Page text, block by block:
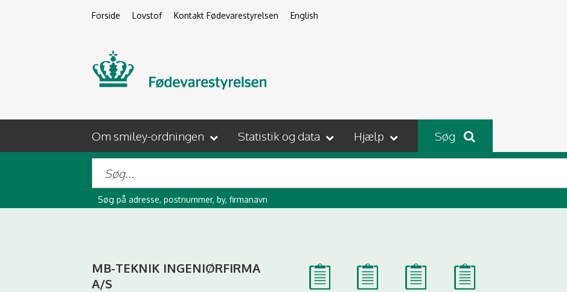
Forside Lovstof Kontakt Fødevarestyrelsen English
Om smiley-ordningen Statistik og data Hjælp Søg
Søg på adresse, postnummer, by, firmanavn
MB-TEKNIK INGENIØRFIRMA
A/S